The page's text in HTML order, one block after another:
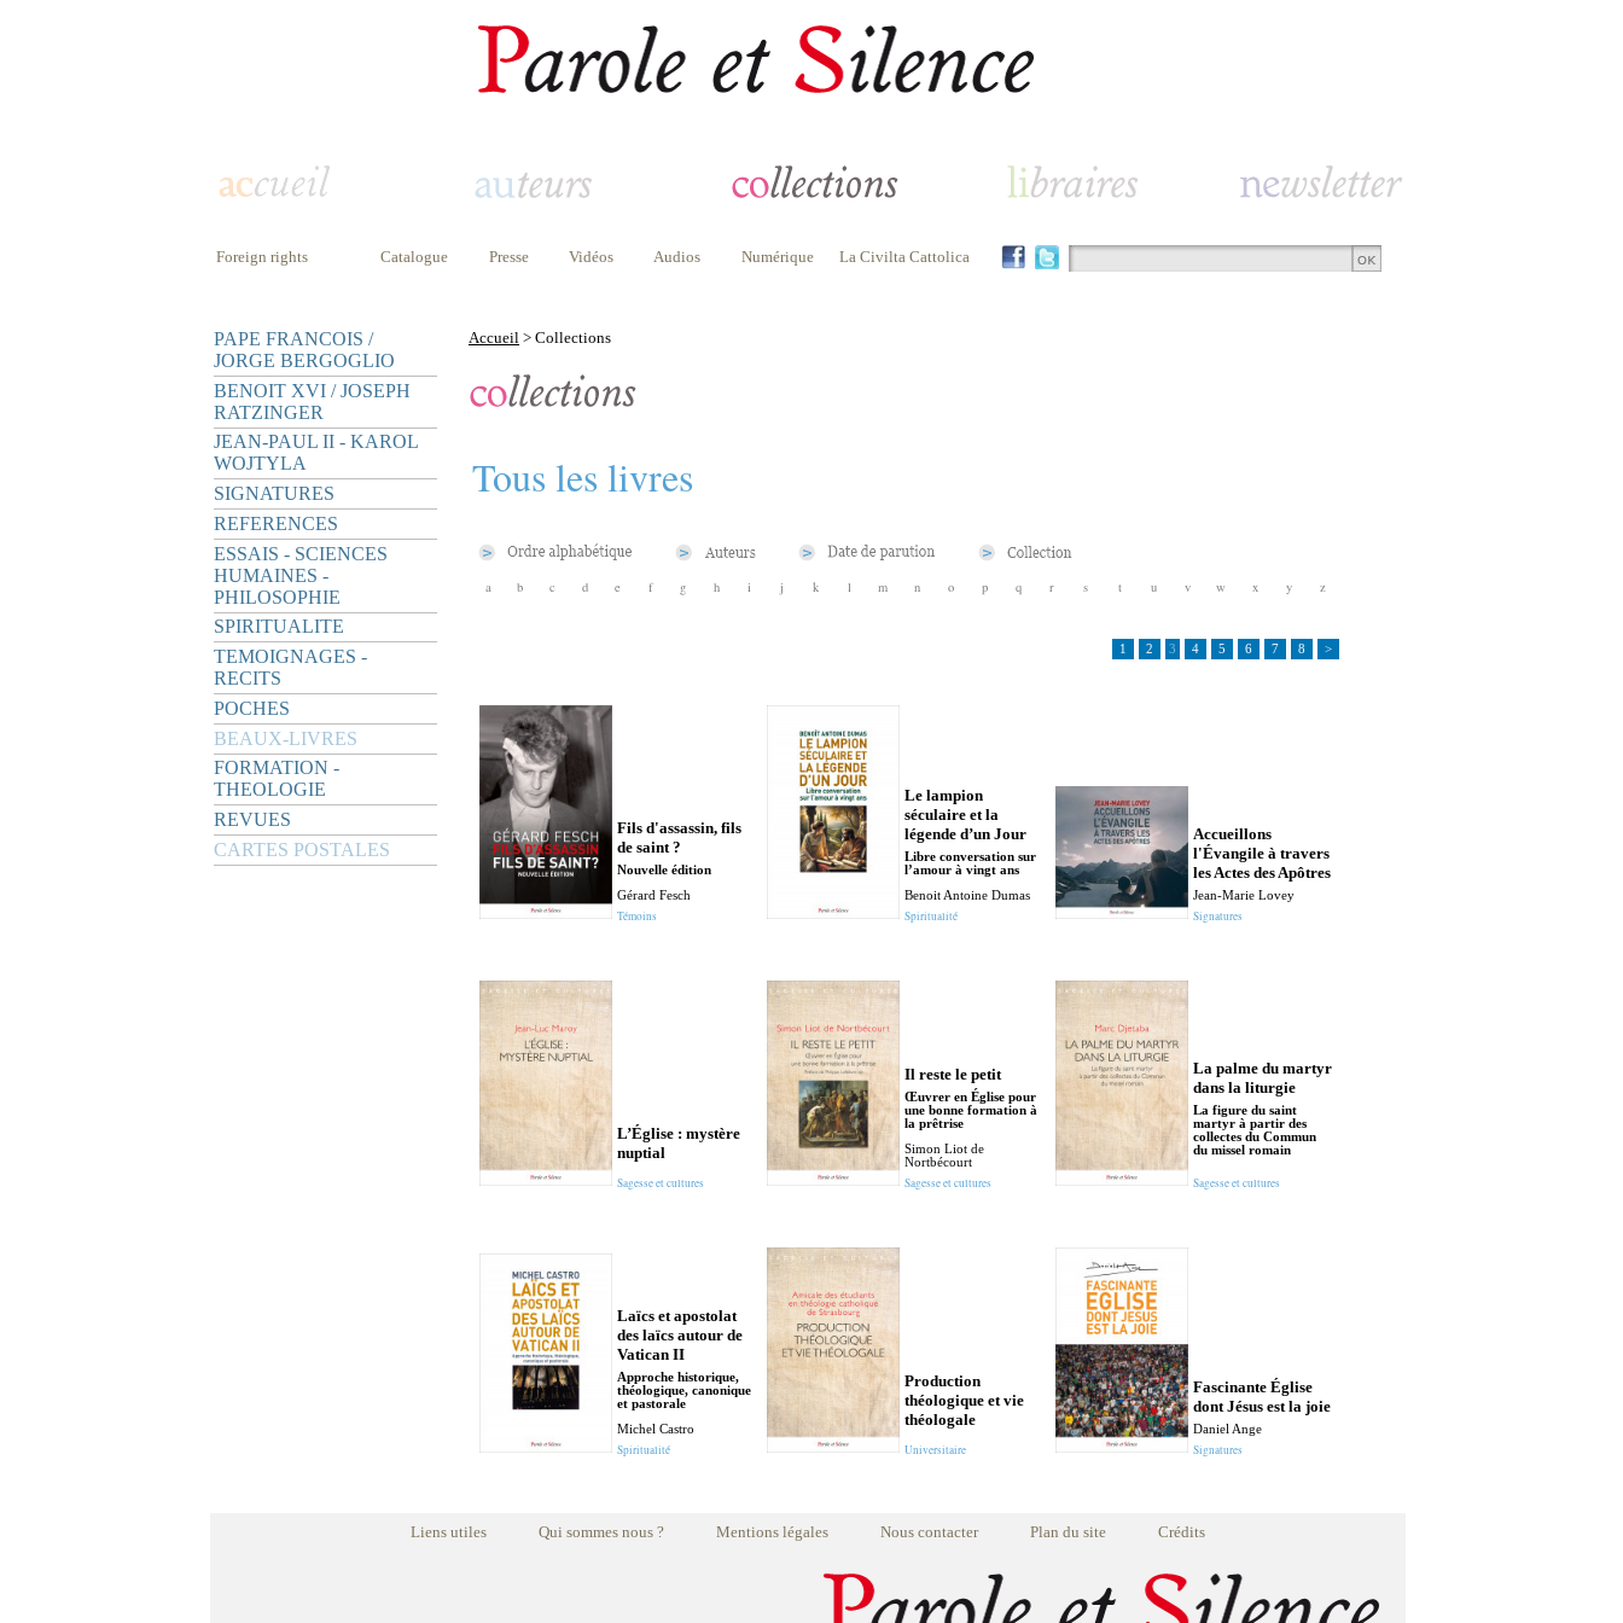
Foreign rights Catalogue Presse Vidéos Audios Numérique La Civilta Cattolica
PAPE FRANCOIS /
JORGE BERGOGLIO
BENOIT XVI / JOSEPH
RATZINGER
JEAN-PAUL II - KAROL
WOJTYLA
SIGNATURES
REFERENCES
ESSAIS - SCIENCES
HUMAINES -
PHILOSOPHIE
SPIRITUALITE
TEMOIGNAGES -
RECITS
POCHES
BEAUX-LIVRES
FORMATION -
THEOLOGIE
REVUES
CARTES POSTALES
Accueil > Collections
Tous les livres
a b c d e f g h i j k l m n o p q r s t u v w x y z
1 2 3 4 5 6 7 8 >
Fils d'assassin, fils
de saint ?
Nouvelle édition
Gérard Fesch
Témoins
Le lampion
séculaire et la
légende d’un Jour
Libre conversation sur
l’amour à vingt ans
Benoit Antoine Dumas
Spiritualité
Accueillons
l'Évangile à travers
les Actes des Apôtres
Jean-Marie Lovey
Signatures
L’Église : mystère
nuptial
Sagesse et cultures
Il reste le petit
Œuvrer en Église pour
une bonne formation à
la prêtrise
Simon Liot de
Nortbécourt
Sagesse et cultures
La palme du martyr
dans la liturgie
La figure du saint
martyr à partir des
collectes du Commun
du missel romain
Sagesse et cultures
Laïcs et apostolat
des laïcs autour de
Vatican II
Approche historique,
théologique, canonique
et pastorale
Michel Castro
Spiritualité
Production
théologique et vie
théologale
Universitaire
Fascinante Église
dont Jésus est la joie
Daniel Ange
Signatures
Liens utiles Qui sommes nous ? Mentions légales Nous contacter Plan du site Crédits